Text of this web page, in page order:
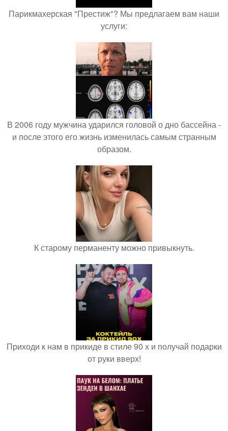
Парикмахерская "Престиж"? Мы предлагаем вам наши
услуги:
В 2006 году мужчина ударился головой о дно бассейна -
и после этого его жизнь изменилась самым странным
образом.
К старому перманенту можно привыкнуть.
Приходи к нам в прикиде в стиле 90 х и получай подарки
от руки вверх!